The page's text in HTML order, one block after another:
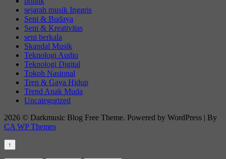
sejarah musik Inggris
Seni & Budaya
Seni & Kreativitas
seni berkala
Skandal Musik
Teknologi Audio
Teknologi Digital
Tokoh Nasional
Tren & Gaya Hidup
Trend Anak Muda
Uncategorized
2026 © Darkmusic Blog Free Theme. Powered by WordPress | By
CA WP Themes
↑